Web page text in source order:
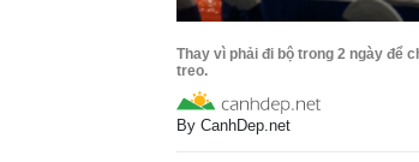
Thay vì phải đi bộ trong 2 ngày để
treo.
By CanhDep.net